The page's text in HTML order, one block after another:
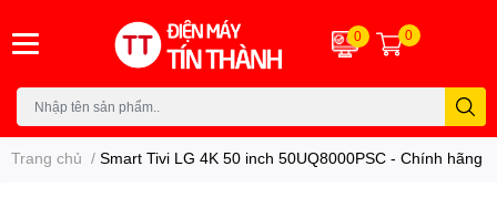
0 0
Trang chủ / Smart Tivi LG 4K 50 inch 50UQ8000PSC - Chính hãng